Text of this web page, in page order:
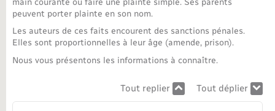
Saison culturelle
Bibliothèques
Tourisme
peuvent porter plainte en son nom.
Les auteurs de ces faits encourent des sanctions pénales.
Elles sont proportionnelles à leur âge (amende, prison).
Nous vous présentons les informations à connaître.
Tout replier Tout déplier